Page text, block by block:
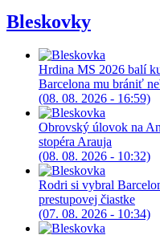
Bleskovky
Hrdina MS 2026 balí
Barcelona mu brániť
(08. 08. 2026 - 16:59)
Obrovský úlovok na
stopéra Arauja
(08. 08. 2026 - 10:32)
Rodri si vybral
prestupovej čiastke
(07. 08. 2026 - 10:34)